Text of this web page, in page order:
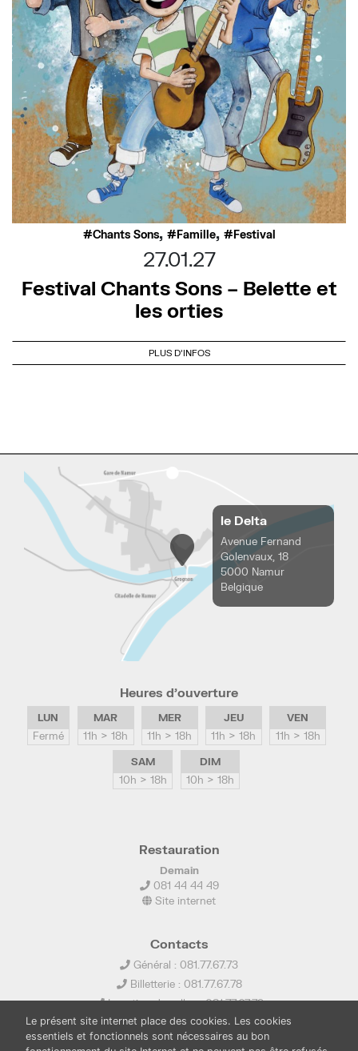
Chants Sons, Famille, Festival
27.01.27
Festival Chants Sons – Belette et
les orties
PLUS D'INFOS
le Delta
Avenue Fernand
Golenvaux, 18
5000 Namur
Belgique
Heures d’ouverture
LUN
Fermé
MAR
11h > 18h
MER
11h > 18h
JEU
11h > 18h
VEN
11h > 18h
SAM
10h > 18h
DIM
10h > 18h
Restauration
Demain
081 44 44 49
Site internet
Contacts
Général : 081.77.67.73
Billetterie : 081.77.67.78
Location de salles : 081.77.67.79
info@ledelta.be
Le présent site internet place des cookies. Les cookies
essentiels et fonctionnels sont nécessaires au bon